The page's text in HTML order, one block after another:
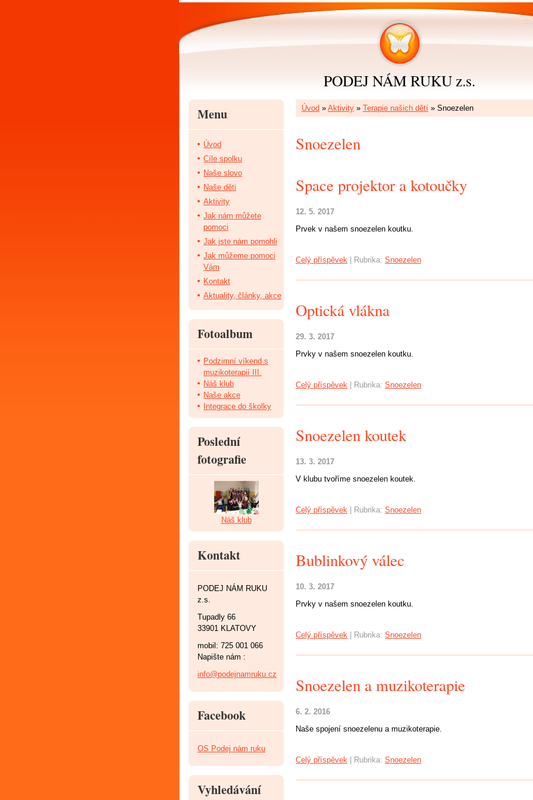
PODEJ NÁM RUKU z.s.
Úvod » Aktivity » Terapie našich dětí » Snoezelen
Snoezelen
Space projektor a kotoučky
12. 5. 2017
Prvek v našem snoezelen koutku.
Celý příspěvek Rubrika: Snoezelen
Optická vlákna
29. 3. 2017
Prvky v našem snoezelen koutku.
Celý příspěvek Rubrika: Snoezelen
Snoezelen koutek
13. 3. 2017
V klubu tvoříme snoezelen koutek.
Celý příspěvek Rubrika: Snoezelen
Bublinkový válec
10. 3. 2017
Prvky v našem snoezelen koutku.
Celý příspěvek Rubrika: Snoezelen
Snoezelen a muzikoterapie
6. 2. 2016
Naše spojení snoezelenu a muzikoterapie.
Celý příspěvek Rubrika: Snoezelen
Menu
Úvod
Cíle spolku
Naše slovo
Naše děti
Aktivity
Jak nám můžete
pomoci
Jak jste nám pomohli
Jak můžeme pomoci
Vám
Kontakt
Aktuality, články, akce
Fotoalbum
Podzimní víkend s
muzikoterapií III.
Náš klub
Naše akce
Integrace do školky
Poslední
fotografie
Náš klub
Kontakt
PODEJ NÁM RUKU
z.s.
Tupadly 66
33901 KLATOVY
mobil: 725 001 066
Napište nám :
info@podejnamruku.cz
Facebook
OS Podej nám ruku
Vyhledávání